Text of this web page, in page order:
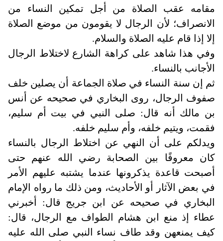
مقامه عقب الصلاة من أجل تمكين النساء من
الانصراف؛ لأن الرجال لا يقومون من موضع الصلاة
إلا إذا قام عليه الصلاة والسلام.
وفي هذا شاهد على كراهة الشارع لاختلاط الرجال
الأجانب بالنساء.
ثم إن سنة النساء في صلاة الجماعة أن يصلين خلف
صفوف الرجال، روى البخاري في صحيحه عن أنس
بن مالك أنه قال: صلى النبي في بيت أم سليم،
فقمت، ويتيم خلفه، وأم سليم خلفه.
ويدلكم على أن النهي عن اختلاط الرجال بالنساء
كان معروفًا بين الصحابة رضي الله عنهم حتى
أصبحت قاعدة يذكرونها عندما يشتبه عليهم الأمر
في بعض الآثار أو الأحاديث، ومن ذلك ما رواه الإمام
البخاري في صحيحه عن ابن جريج قال: أخبرني
عطاء إذ منع ابن هشام الطواف مع الرجال، قال:
كيف يمنعهن وقد طاف نساء النبي صلى الله عليه